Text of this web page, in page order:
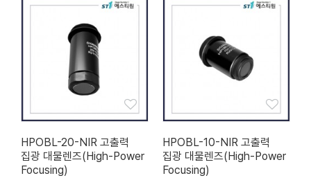
HPOBL-20-NIR 고출력
집광 대물렌즈(High-Power
Focusing)
HPOBL-10-NIR 고출력
집광 대물렌즈(High-Power
Focusing)